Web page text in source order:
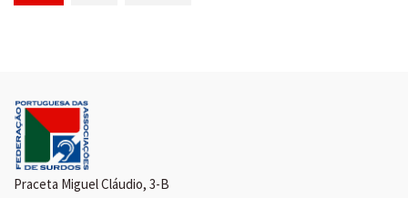
Praceta Miguel Cláudio, 3-B